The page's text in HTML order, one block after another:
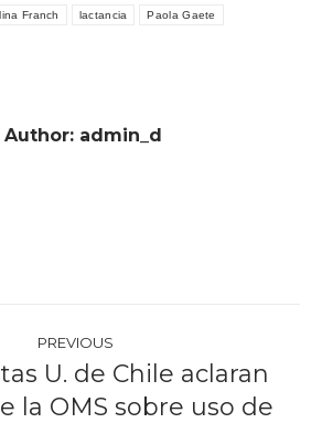
Franch lactancia Paola Gaete
Author: admin_d
PREVIOUS
U. de Chile aclaran
la OMS sobre uso de